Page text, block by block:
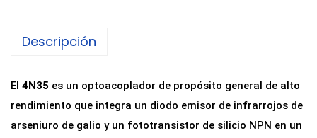
Descripción
El 4N35 es un optoacoplador de propósito general de alto
rendimiento que integra un diodo emisor de infrarrojos de
arseniuro de galio y un fototransistor de silicio NPN en un